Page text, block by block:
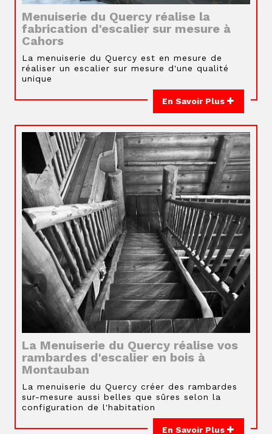
Menuiserie du Quercy réalise la
fabrication d'escalier sur mesure à
Cahors
La menuiserie du Quercy est en mesure de
réaliser un escalier sur mesure d'une qualité
unique
En Savoir Plus
La Menuiserie du Quercy réalise vos
rambardes d'escalier en bois à
Montauban
La menuiserie du Quercy créer des rambardes
sur-mesure aussi belles que sûres selon la
configuration de l'habitation
En Savoir Plus